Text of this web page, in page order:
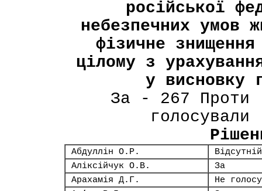
російської
небезпечних умов
фізичне
цілому з
у висновку
За - 267 Проти
Абдуллін О.Р.
Відсутній
Аліксійчук О.В.
За
Арахамія Д.Г.
Не